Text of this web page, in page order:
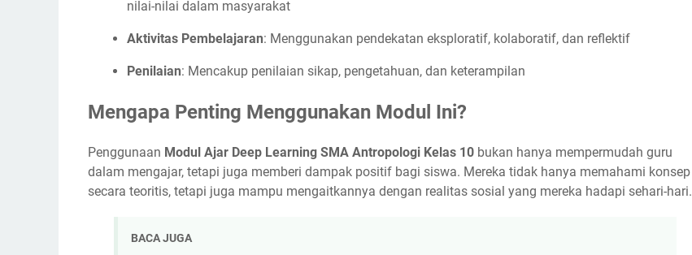
nilai-nilai dalam masyarakat
Aktivitas Pembelajaran: Menggunakan pendekatan eksploratif, kolaboratif, dan reflektif
Penilaian: Mencakup penilaian sikap, pengetahuan, dan keterampilan
Mengapa Penting Menggunakan Modul Ini?
Penggunaan Modul Ajar Deep Learning SMA Antropologi Kelas 10 bukan hanya mempermudah guru
dalam mengajar, tetapi juga memberi dampak positif bagi siswa. Mereka tidak hanya memahami konsep
secara teoritis, tetapi juga mampu mengaitkannya dengan realitas sosial yang mereka hadapi sehari-hari.
BACA JUGA